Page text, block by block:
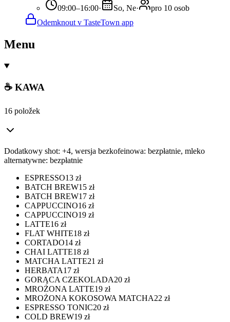
09:00–16:00· So, Ne·
pro 10 osob
Odemknout v TasteTown app
Menu
☕ KAWA
16 položek
Dodatkowy shot: +4, wersja bezkofeinowa: bezpłatnie, mleko
alternatywne: bezpłatnie
ESPRESSO13 zł
BATCH BREW15 zł
BATCH BREW17 zł
CAPPUCCINO16 zł
CAPPUCCINO19 zł
LATTE16 zł
FLAT WHITE18 zł
CORTADO14 zł
CHAI LATTE18 zł
MATCHA LATTE21 zł
HERBATA17 zł
GORĄCA CZEKOLADA20 zł
MROŻONA LATTE19 zł
MROŻONA KOKOSOWA MATCHA22 zł
ESPRESSO TONIC20 zł
COLD BREW19 zł